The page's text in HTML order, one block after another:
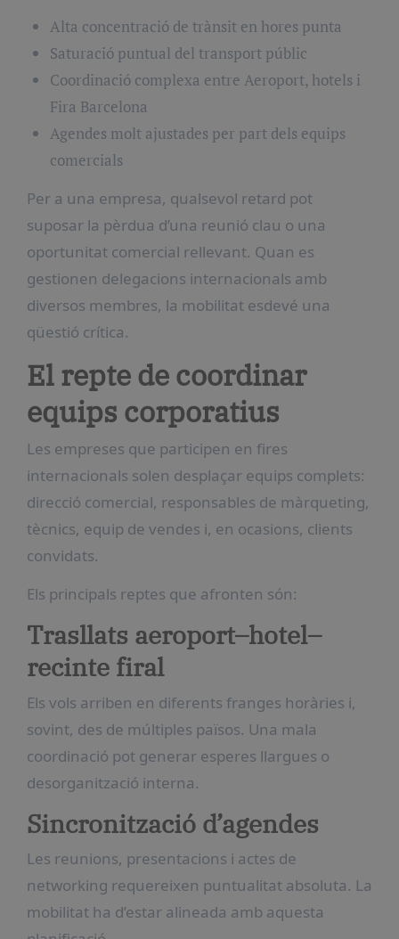
Alta concentració de trànsit en hores punta
Saturació puntual del transport públic
Coordinació complexa entre Aeroport, hotels i
Fira Barcelona
Agendes molt ajustades per part dels equips
comercials
Per a una empresa, qualsevol retard pot
suposar la pèrdua d’una reunió clau o una
oportunitat comercial rellevant. Quan es
gestionen delegacions internacionals amb
diversos membres, la mobilitat esdevé una
qüestió crítica.
El repte de coordinar
equips corporatius
Les empreses que participen en fires
internacionals solen desplaçar equips complets:
direcció comercial, responsables de màrqueting,
tècnics, equip de vendes i, en ocasions, clients
convidats.
Els principals reptes que afronten són:
Trasllats aeroport–hotel–
recinte firal
Els vols arriben en diferents franges horàries i,
sovint, des de múltiples països. Una mala
coordinació pot generar esperes llargues o
desorganització interna.
Sincronització d’agendes
Les reunions, presentacions i actes de
networking requereixen puntualitat absoluta. La
mobilitat ha d’estar alineada amb aquesta